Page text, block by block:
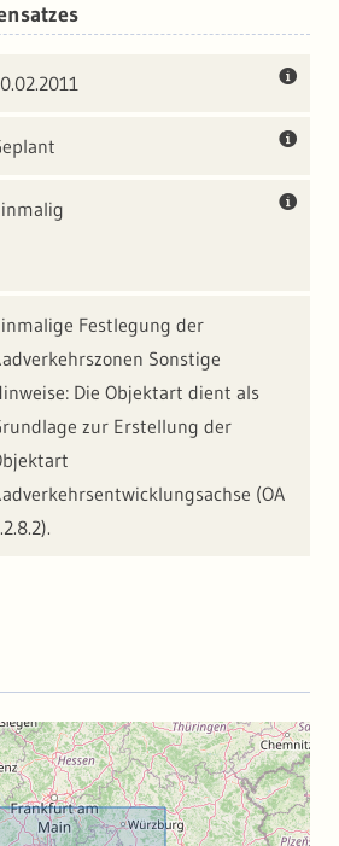
und strukturelle Überprüfung
mit der Datenbeschreibung
BW erfolgte am
wurde in diesem Zuge
in "Radverkehrsnetz". Offen ist
Anpassung der OA bzgl. Erhalt oder
BW enthalten).
Festlegung der
Sonstige
Die Objektart dient als
zur Erstellung der
(OA